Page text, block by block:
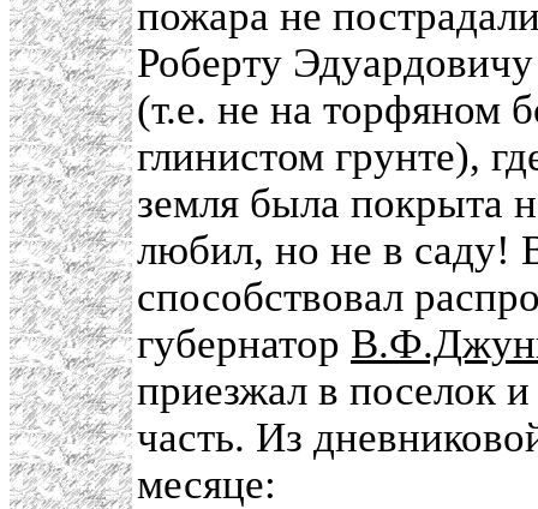
пожара не
Роберту
(т.е. не на торфяном
глинистом грунте),
земля была покрыта
любил, но не в саду!
способствовал
губернатор
приезжал в поселок
часть. Из
месяце: